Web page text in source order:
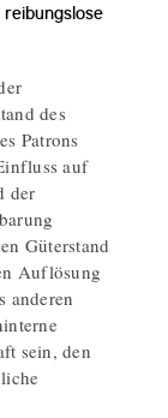
des
Patrons
auf
der
Güterstand
Auflösung
anderen
sein, den